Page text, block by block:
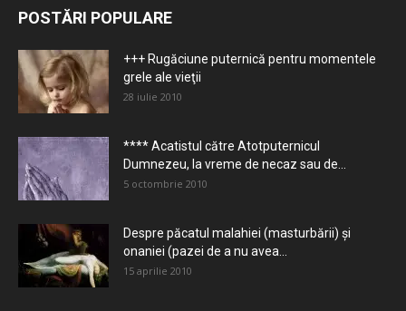
POSTĂRI POPULARE
+++ Rugăciune puternică pentru momentele
grele ale vieţii
28 iulie 2010
**** Acatistul către Atotputernicul
Dumnezeu, la vreme de necaz sau de...
5 octombrie 2010
Despre păcatul malahiei (masturbării) şi
onaniei (pazei de a nu avea...
15 aprilie 2010